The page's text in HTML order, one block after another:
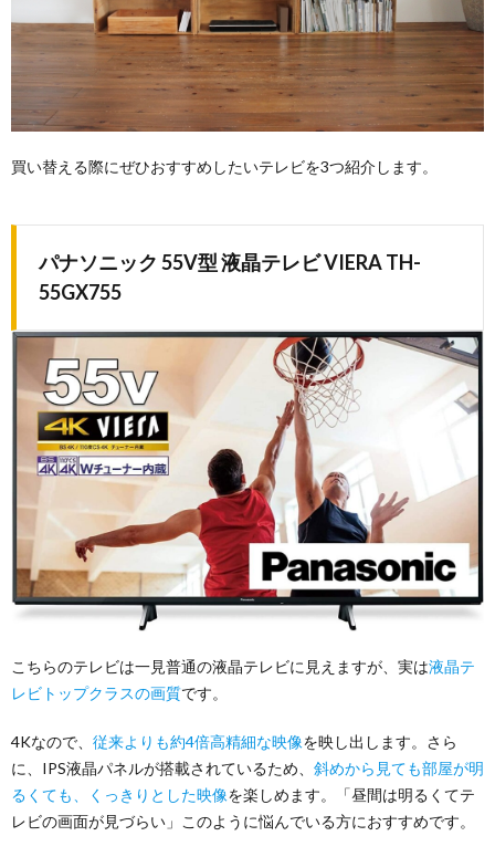
買い替える際にぜひおすすめしたいテレビを3つ紹介します。
パナソニック 55V型 液晶テレビ VIERA TH-
55GX755
こちらのテレビは一見普通の液晶テレビに見えますが、実は液晶テ
レビトップクラスの画質です。
4Kなので、 従来よりも約4倍高精細な映像を映し出します。さら
に、IPS液晶パネルが搭載されているため、 斜めから見ても部屋が明
るくても、くっきりとした映像を楽しめます。「昼間は明るくてテ
レビの画面が見づらい」このように悩んでいる方におすすめです。